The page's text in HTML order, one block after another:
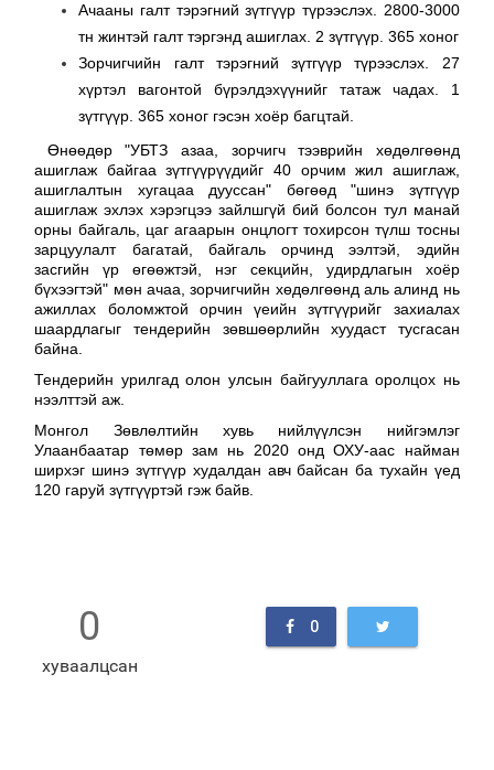
Ачааны галт тэрэгний зүтгүүр түрээслэх. 2800-3000
тн жинтэй галт тэргэнд ашиглах. 2 зүтгүүр. 365 хоног
Зорчигчийн галт тэрэгний зүтгүүр түрээслэх. 27
хүртэл вагонтой бүрэлдэхүүнийг татаж чадах. 1
зүтгүүр. 365 хоног гэсэн хоёр багцтай.
Өнөөдөр "УБТЗ азаа, зорчигч тээврийн хөдөлгөөнд
ашиглаж байгаа зүтгүүрүүдийг 40 орчим жил ашиглаж,
ашиглалтын хугацаа дууссан" бөгөөд "шинэ зүтгүүр
ашиглаж эхлэх хэрэгцээ зайлшгүй бий болсон тул манай
орны байгаль, цаг агаарын онцлогт тохирсон түлш тосны
зарцуулалт багатай, байгаль орчинд ээлтэй, эдийн
засгийн үр өгөөжтэй, нэг секцийн, удирдлагын хоёр
бүхээгтэй" мөн ачаа, зорчигчийн хөдөлгөөнд аль алинд нь
ажиллах боломжтой орчин үеийн зүтгүүрийг захиалах
шаардлагыг тендерийн зөвшөөрлийн хуудаст тусгасан
байна.
Тендерийн урилгад олон улсын байгууллага оролцох нь
нээлттэй аж.
Монгол Зөвлөлтийн хувь нийлүүлсэн нийгэмлэг
Улаанбаатар төмөр зам нь 2020 онд ОХУ-аас найман
ширхэг шинэ зүтгүүр худалдан авч байсан ба тухайн үед
120 гаруй зүтгүүртэй гэж байв.
0
хуваалцсан
0